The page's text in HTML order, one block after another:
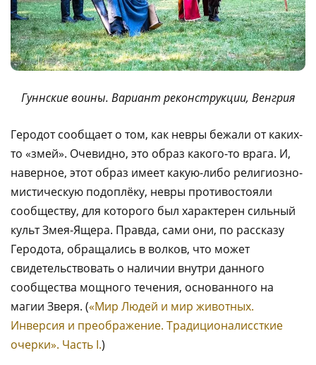
Гуннские воины. Вариант реконструкции, Венгрия
Геродот сообщает о том, как невры бежали от каких-
то «змей». Очевидно, это образ какого-то врага. И,
наверное, этот образ имеет какую-либо религиозно-
мистическую подоплёку, невры противостояли
сообществу, для которого был характерен сильный
культ Змея-Ящера. Правда, сами они, по рассказу
Геродота, обращались в волков, что может
свидетельствовать о наличии внутри данного
сообщества мощного течения, основанного на
магии Зверя. («Мир Людей и мир животных.
Инверсия и преображение. Традиционалиссткие
очерки». Часть I.)